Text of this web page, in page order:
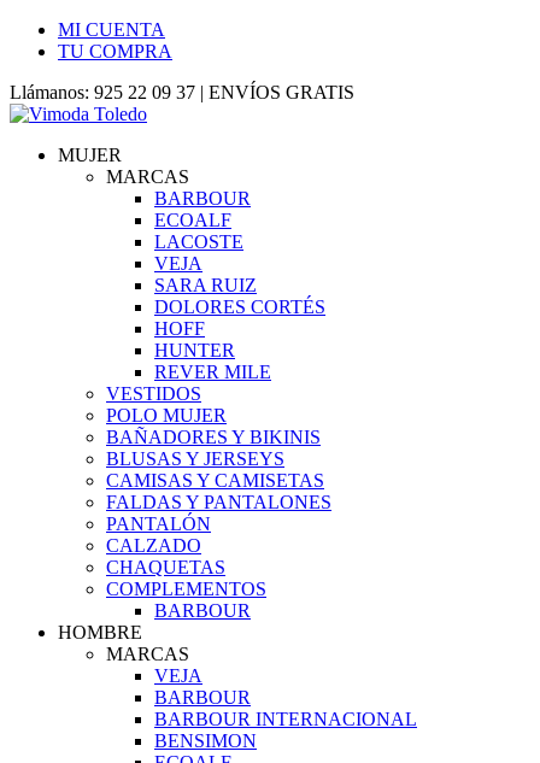
MI CUENTA
TU COMPRA
Llámanos: 925 22 09 37 | ENVÍOS GRATIS
MUJER
MARCAS
BARBOUR
ECOALF
LACOSTE
VEJA
SARA RUIZ
DOLORES CORTÉS
HOFF
HUNTER
REVER MILE
VESTIDOS
POLO MUJER
BAÑADORES Y BIKINIS
BLUSAS Y JERSEYS
CAMISAS Y CAMISETAS
FALDAS Y PANTALONES
PANTALÓN
CALZADO
CHAQUETAS
COMPLEMENTOS
BARBOUR
HOMBRE
MARCAS
VEJA
BARBOUR
BARBOUR INTERNACIONAL
BENSIMON